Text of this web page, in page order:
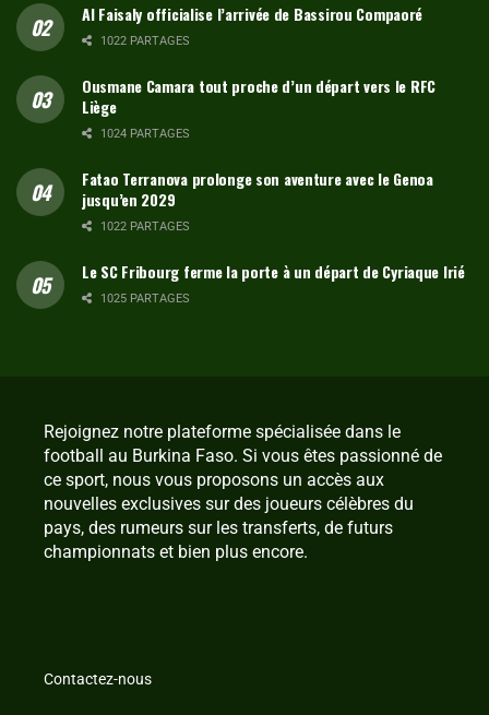
Al Faisaly officialise l’arrivée de Bassirou Compaoré
1022 PARTAGES
Ousmane Camara tout proche d’un départ vers le RFC
Liège
1024 PARTAGES
Fatao Terranova prolonge son aventure avec le Genoa
jusqu’en 2029
1022 PARTAGES
Le SC Fribourg ferme la porte à un départ de Cyriaque Irié
1025 PARTAGES
Rejoignez notre plateforme spécialisée dans le
football au Burkina Faso. Si vous êtes passionné de
ce sport, nous vous proposons un accès aux
nouvelles exclusives sur des joueurs célèbres du
pays, des rumeurs sur les transferts, de futurs
championnats et bien plus encore.
Contactez-nous